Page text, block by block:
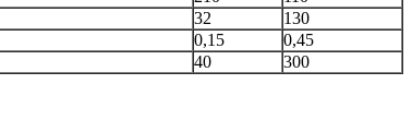
32
130
0,15
0,45
40 300